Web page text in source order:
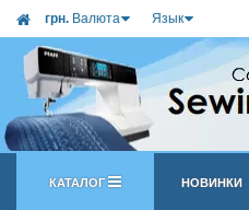
грн. Валюта Язык
Каталог Новинки